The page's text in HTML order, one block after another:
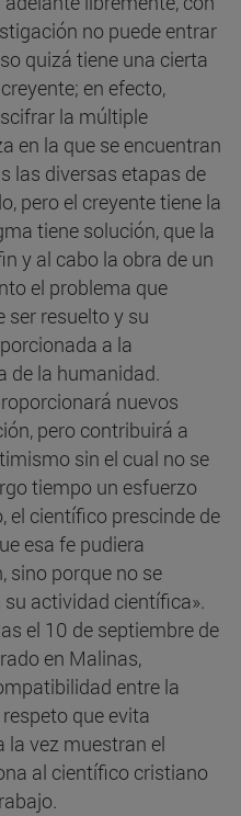
no puede entrar
quizá tiene una cierta
en efecto,
la múltiple
en la que se encuentran
las diversas etapas de
pero el creyente tiene la
tiene solución, que la
y al cabo la obra de un
el problema que
ser resuelto y su
a la
de la humanidad.
nuevos
pero contribuirá a
sin el cual no se
tiempo un esfuerzo
el científico prescinde de
esa fe pudiera
sino porque no se
actividad científica».
el 10 de septiembre de
en Malinas,
entre la
que evita
la vez muestran el
al científico cristiano